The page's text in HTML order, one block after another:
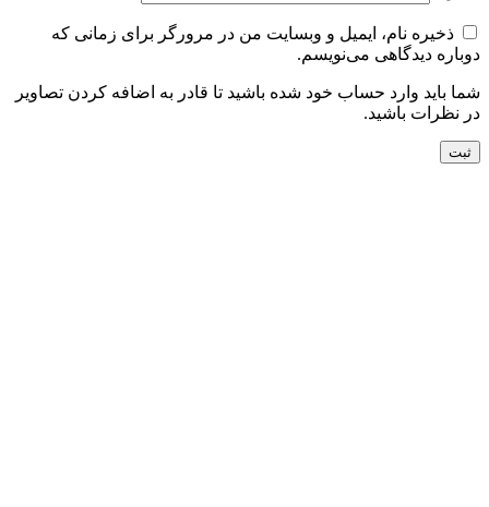
ذخیره نام، ایمیل و وبسایت من در مرورگر برای زمانی که
دوباره دیدگاهی می‌نویسم.
شما باید وارد حساب خود شده باشید تا قادر به اضافه کردن تصاویر
در نظرات باشید.